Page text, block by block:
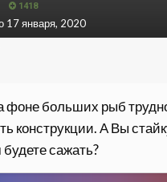
1418
17 января, 2020
фоне больших рыб
конструкции. А Вы
сажать?